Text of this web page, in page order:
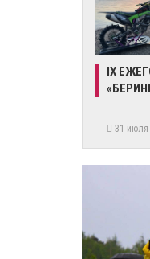
IX
31 июля